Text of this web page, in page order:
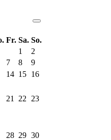
Fr. Sa. So.
1
2
7 8
9
14 15 16
21 22 23
28 29 30